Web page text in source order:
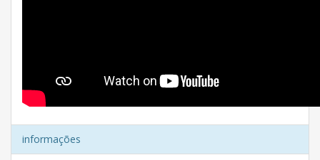
informações